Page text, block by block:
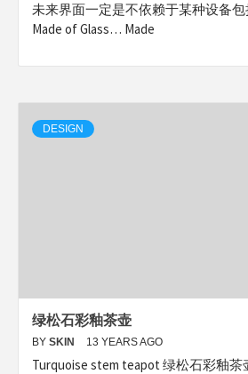
未来界面一定是不依赖于某种设备包
Made of Glass… Made
DESIGN
绿松石彩釉茶壶
BY SKIN 13 YEARS AGO
Turquoise stem teapot 绿松石彩釉茶